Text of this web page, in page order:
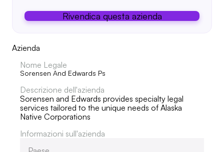
Rivendica questa azienda
Azienda
Nome Legale
Sorensen And Edwards Ps
Descrizione dell'azienda
Sorensen and Edwards provides specialty legal
services tailored to the unique needs of Alaska
Native Corporations
Informazioni sull'azienda